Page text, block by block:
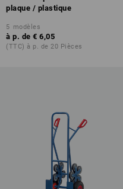
plaque / plastique
5 modèles
à p. de € 6,05
(TTC) à p. de 20 Pièces